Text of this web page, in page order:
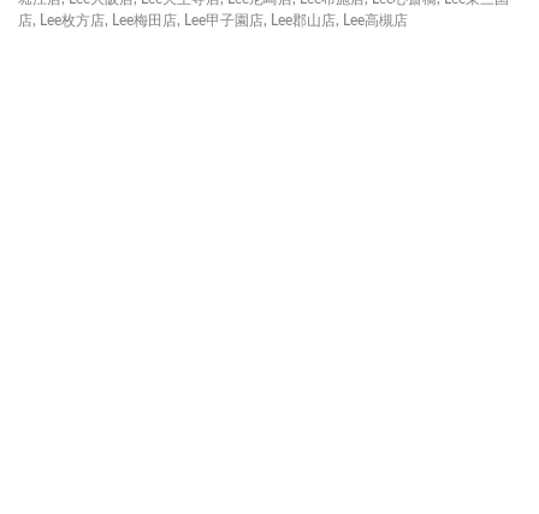
店, Lee枚方店, Lee梅田店, Lee甲子園店, Lee郡山店, Lee高槻店